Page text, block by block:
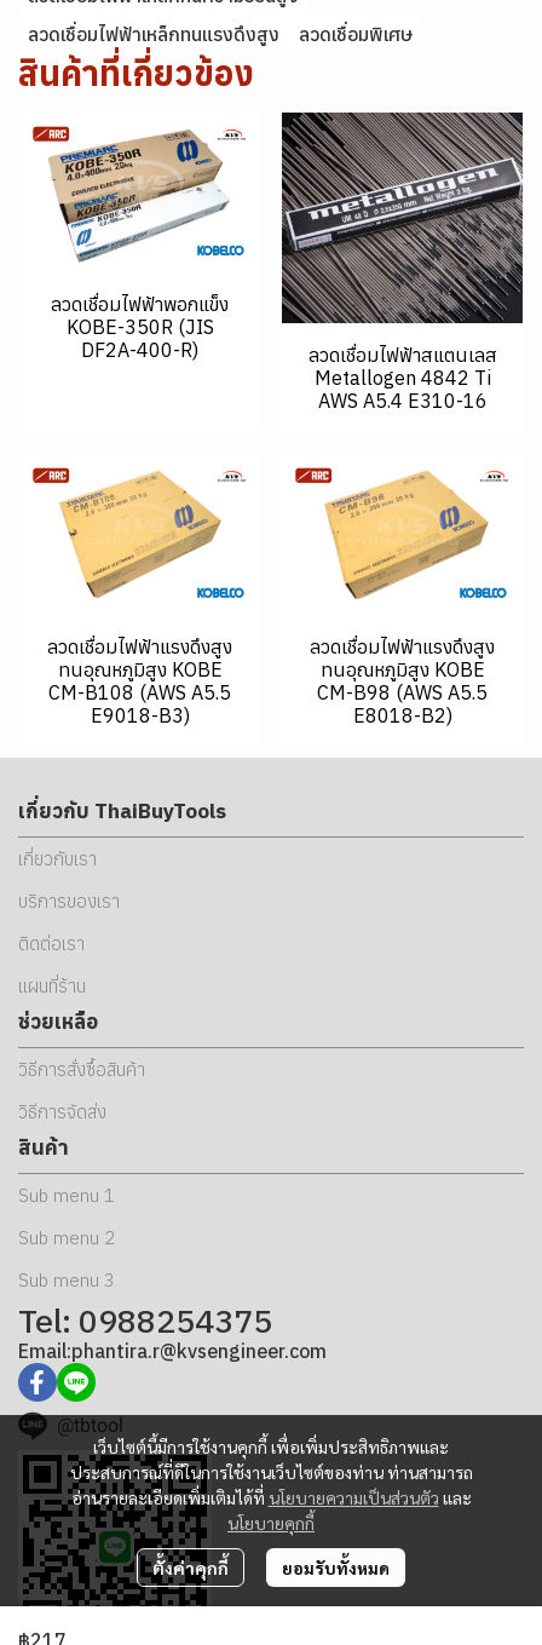
ลวดเชื่อมไฟฟ้าเหล็กทนแรงดึงสูง
ลวดเชื่อมพิเศษ
สินค้าที่เกี่ยวข้อง
ลวดเชื่อมไฟฟ้าพอกแข็ง
KOBE-350R (JIS
DF2A-400-R)
ลวดเชื่อมไฟฟ้าสแตนเลส
Metallogen 4842 Ti
AWS A5.4 E310-16
ลวดเชื่อมไฟฟ้าแรงดึงสูง
ทนอุณหภูมิสูง KOBE
CM-B108 (AWS A5.5
E9018-B3)
ลวดเชื่อมไฟฟ้าแรงดึงสูง
ทนอุณหภูมิสูง KOBE
CM-B98 (AWS A5.5
E8018-B2)
฿217
เว็บไซต์นี้มีการใช้งานคุกกี้ เพื่อเพิ่มประสิทธิภาพและ
ประสบการณ์ที่ดีในการใช้งานเว็บไซต์ของท่าน ท่านสามารถ
อ่านรายละเอียดเพิ่มเติมได้ที่ นโยบายความเป็นส่วนตัว และ
นโยบายคุกกี้
ตั้งค่าคุกกี้ ยอมรับทั้งหมด
เกี่ยวกับ ThaiBuyTools
เกี่ยวกับเรา
บริการของเรา
ติดต่อเรา
แผนที่ร้าน
ช่วยเหลือ
วิธีการสั่งซื้อสินค้า
วิธีการจัดส่ง
สินค้า
Sub menu 1
Sub menu 2
Sub menu 3
Tel: 0988254375
Email:phantira.r@kvsengineer.com
@tbtool